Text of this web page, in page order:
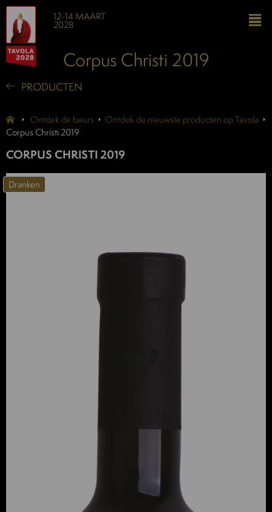
12-14 MAART
2028
Corpus Christi 2019
PRODUCTEN
Ontdek de beurs
Ontdek de nieuwste producten op Tavola
Corpus Christi 2019
CORPUS CHRISTI 2019
Dranken